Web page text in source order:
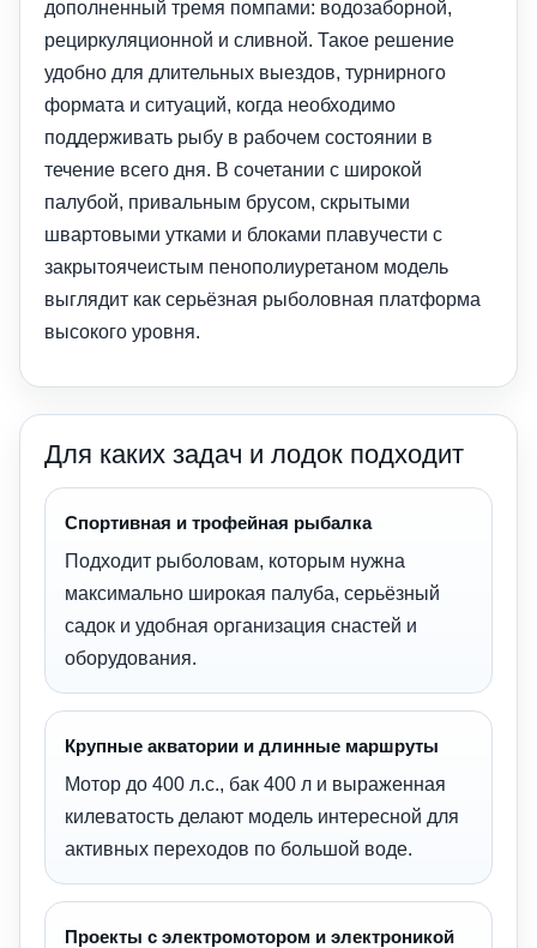
дополненный тремя помпами: водозаборной,
рециркуляционной и сливной. Такое решение
удобно для длительных выездов, турнирного
формата и ситуаций, когда необходимо
поддерживать рыбу в рабочем состоянии в
течение всего дня. В сочетании с широкой
палубой, привальным брусом, скрытыми
швартовыми утками и блоками плавучести с
закрытоячеистым пенополиуретаном модель
выглядит как серьёзная рыболовная платформа
высокого уровня.
Для каких задач и лодок подходит
Спортивная и трофейная рыбалка
Подходит рыболовам, которым нужна
максимально широкая палуба, серьёзный
садок и удобная организация снастей и
оборудования.
Крупные акватории и длинные маршруты
Мотор до 400 л.с., бак 400 л и выраженная
килеватость делают модель интересной для
активных переходов по большой воде.
Проекты с электромотором и электроникой